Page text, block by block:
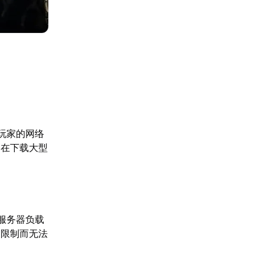
家的网络
下载大型
务器负载
制而无法